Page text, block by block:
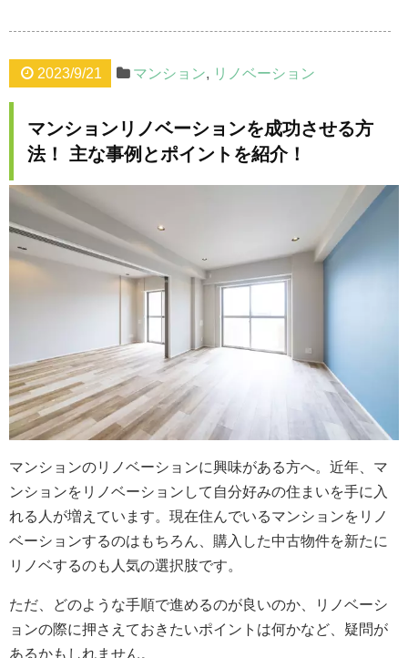
2023/9/21 マンション, リノベーション
マンションリノベーションを成功させる方
法！ 主な事例とポイントを紹介！
マンションのリノベーションに興味がある方へ。近年、マ
ンションをリノベーションして自分好みの住まいを手に入
れる人が増えています。現在住んでいるマンションをリノ
ベーションするのはもちろん、購入した中古物件を新たに
リノベするのも人気の選択肢です。
ただ、どのような手順で進めるのが良いのか、リノベーシ
ョンの際に押さえておきたいポイントは何かなど、疑問が
あるかもしれません。